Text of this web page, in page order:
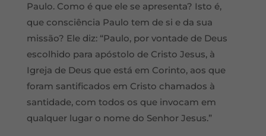
Paulo. Como é que ele se apresenta? Isto é,
que consciência Paulo tem de si e da sua
missão? Ele diz: “Paulo, por vontade de Deus
escolhido para apóstolo de Cristo Jesus, à
Igreja de Deus que está em Corinto, aos que
foram santificados em Cristo chamados à
santidade, com todos os que invocam em
qualquer lugar o nome do Senhor Jesus.”